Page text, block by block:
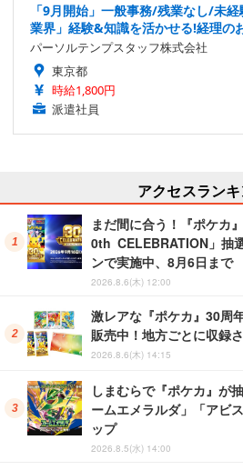
「9月開始」一般事務/残業なし/未
業界」経験&知識を活かせる!経理の
パーソルテンプスタッフ株式会社
東京都
時給1,800円
派遣社員
アクセスラン
まだ間に合う！『ポケカ
0th CELEBRATION」抽
ンで実施中、8月6日まで
2026.8.6(木) 12:00
激レアな『ポケカ』30周
販売中！地方ごとに収録
2026.8.6(木) 14:15
しまむらで『ポケカ』が
ームエメラルダ」「アビ
ップ
2026.8.5(水) 14:00